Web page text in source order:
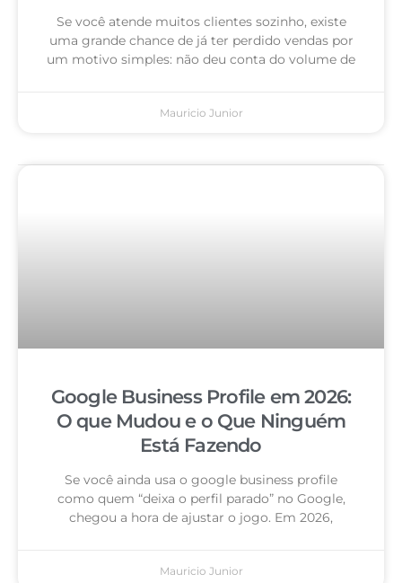
Se você atende muitos clientes sozinho, existe
uma grande chance de já ter perdido vendas por
um motivo simples: não deu conta do volume de
Mauricio Junior
Google Business Profile em 2026:
O que Mudou e o Que Ninguém
Está Fazendo
Se você ainda usa o google business profile
como quem “deixa o perfil parado” no Google,
chegou a hora de ajustar o jogo. Em 2026,
Mauricio Junior